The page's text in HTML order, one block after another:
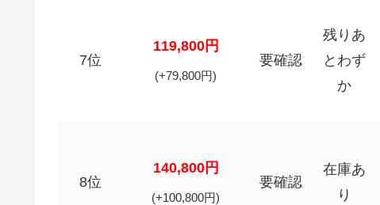
7位
119,800円
(+79,800円)
要確認
残りあ
とわず
か
8位
140,800円
(+100,800円)
要確認
在庫あ
り